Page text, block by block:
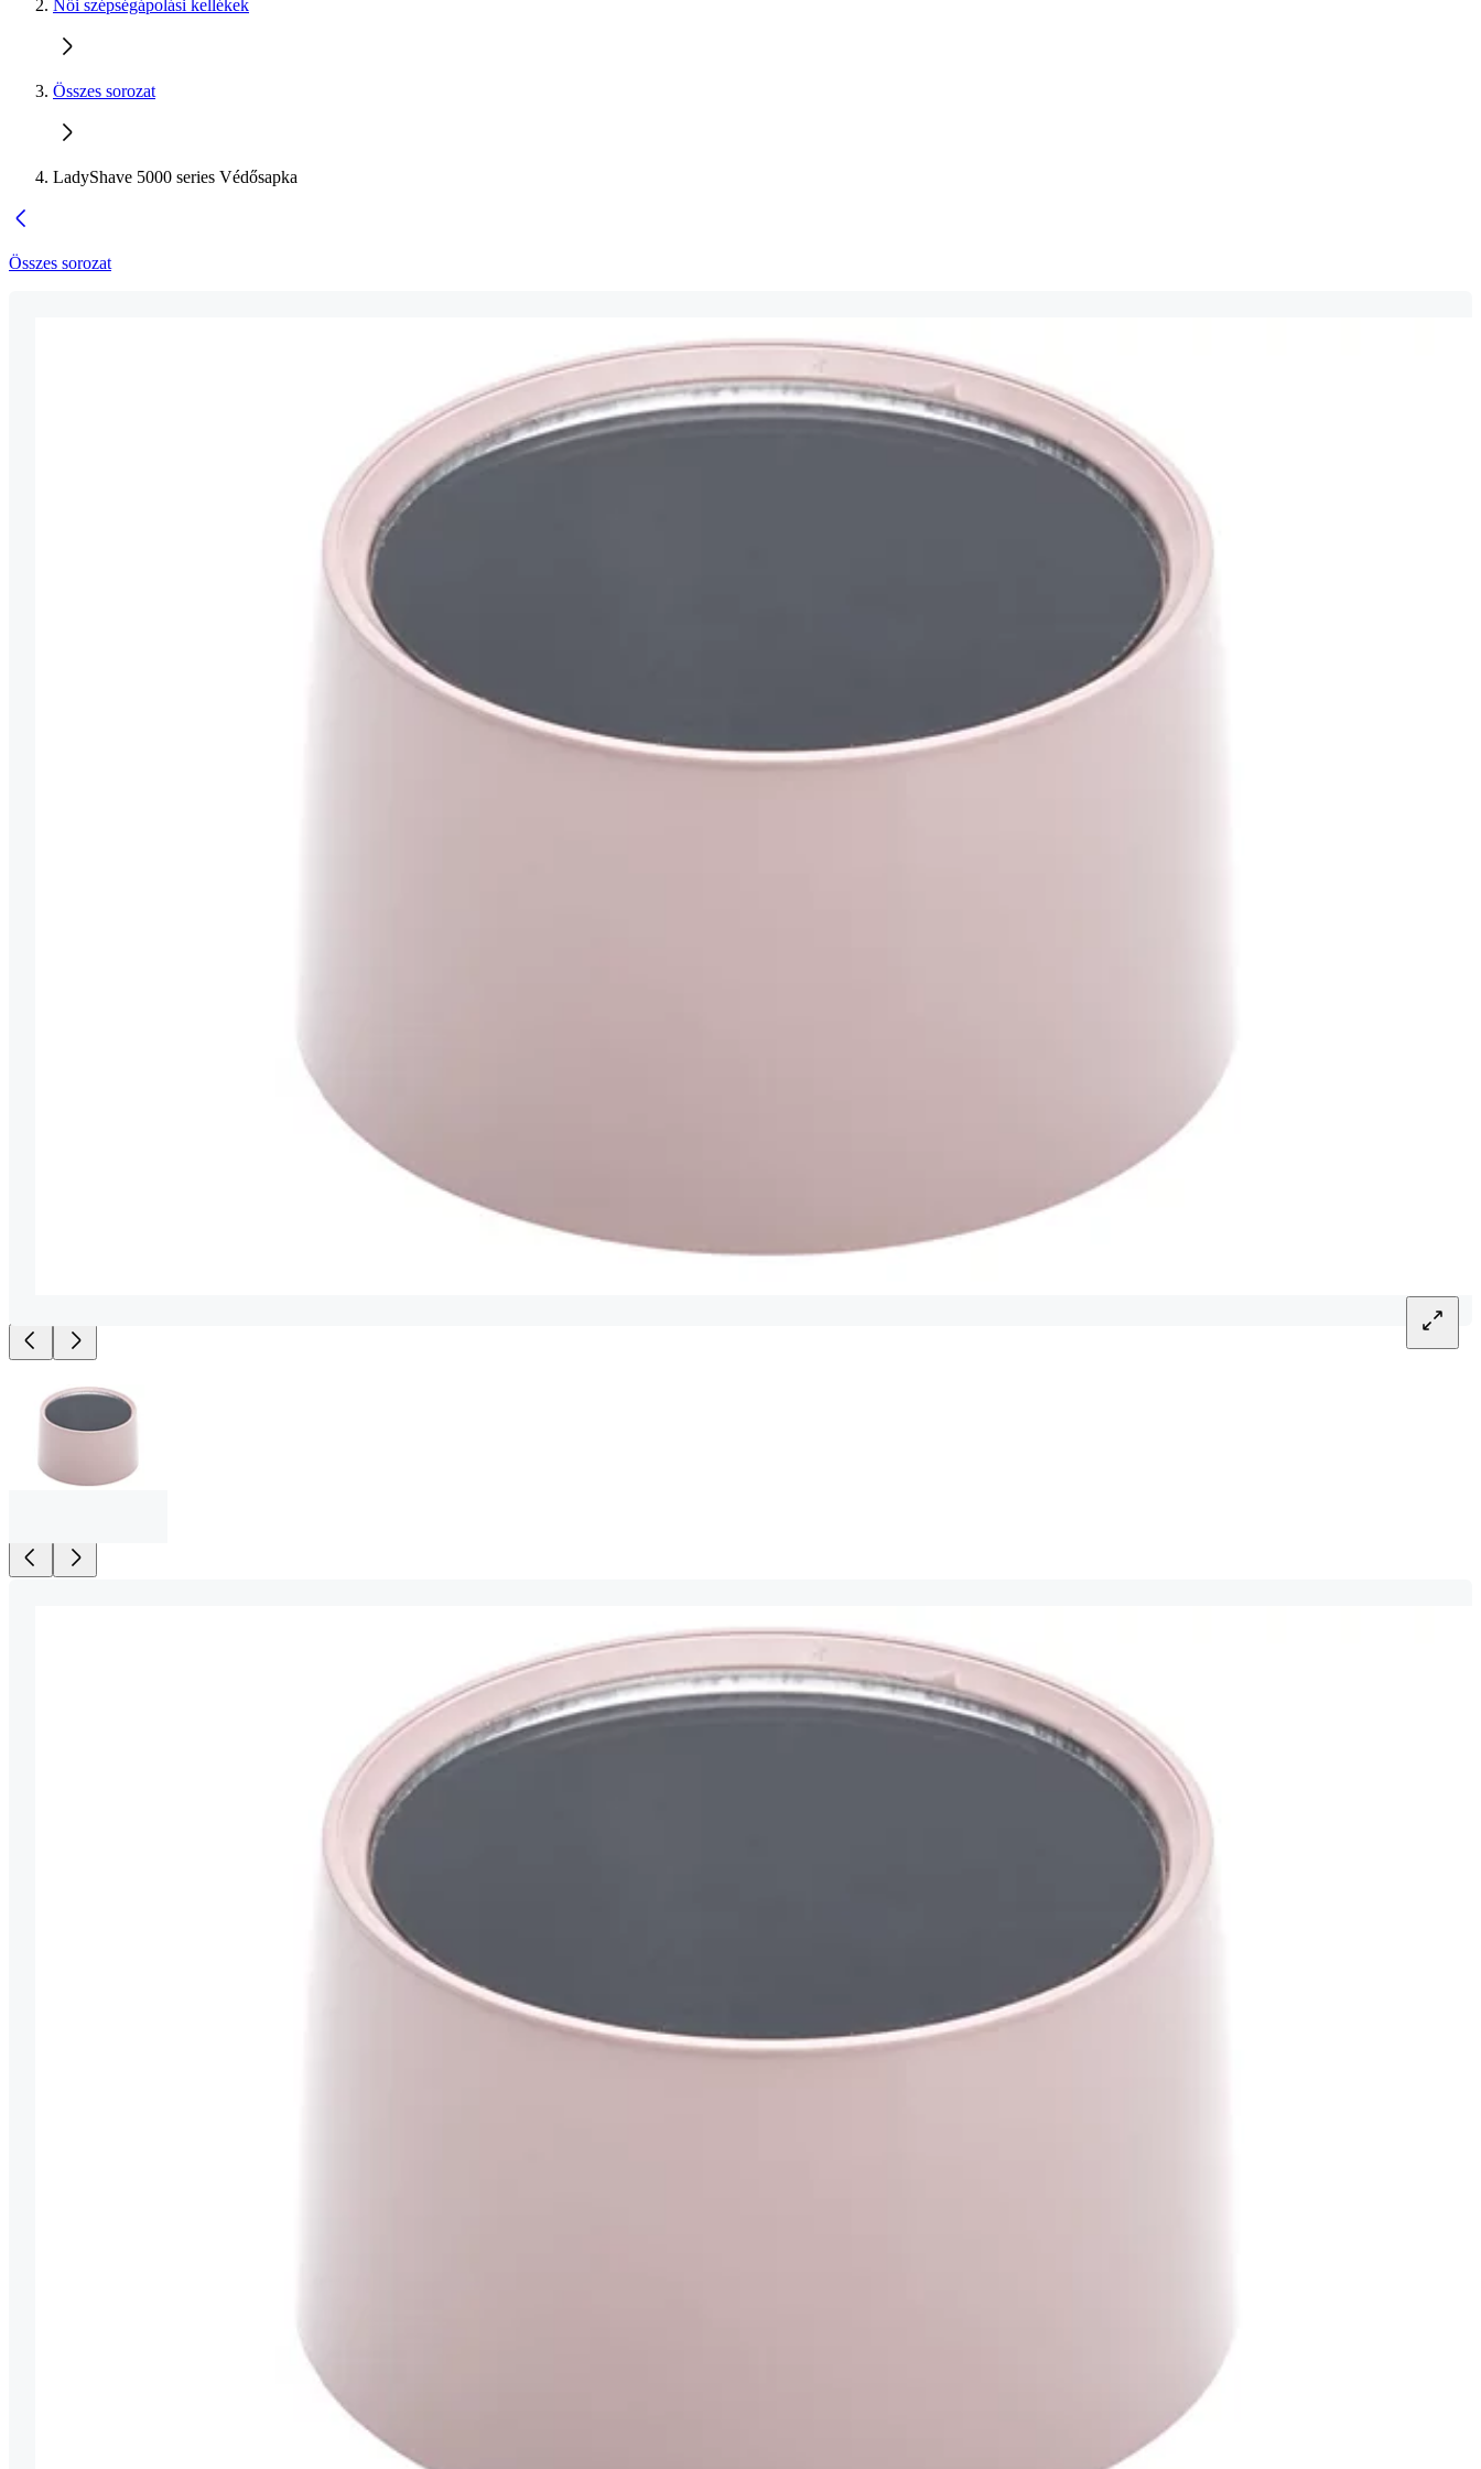
Női szépségápolási kellékek
Összes sorozat
LadyShave 5000 series Védősapka
Összes sorozat